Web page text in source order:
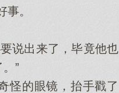
。
说出来了，毕竟他也
”
的眼镜，抬手戳了